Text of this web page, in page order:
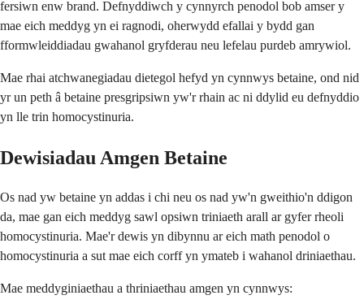
fersiwn enw brand. Defnyddiwch y cynnyrch penodol bob amser y
mae eich meddyg yn ei ragnodi, oherwydd efallai y bydd gan
fformwleiddiadau gwahanol gryfderau neu lefelau purdeb amrywiol.
Mae rhai atchwanegiadau dietegol hefyd yn cynnwys betaine, ond nid
yr un peth â betaine presgripsiwn yw'r rhain ac ni ddylid eu defnyddio
yn lle trin homocystinuria.
Dewisiadau Amgen Betaine
Os nad yw betaine yn addas i chi neu os nad yw'n gweithio'n ddigon
da, mae gan eich meddyg sawl opsiwn triniaeth arall ar gyfer rheoli
homocystinuria. Mae'r dewis yn dibynnu ar eich math penodol o
homocystinuria a sut mae eich corff yn ymateb i wahanol driniaethau.
Mae meddyginiaethau a thriniaethau amgen yn cynnwys: